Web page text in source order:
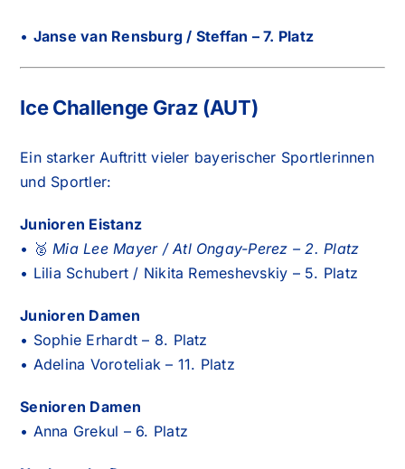
• Janse van Rensburg / Steffan – 7. Platz
Ice Challenge Graz (AUT)
Ein starker Auftritt vieler bayerischer Sportlerinnen
und Sportler:
Junioren Eistanz
• 🥈 Mia Lee Mayer / Atl Ongay-Perez – 2. Platz
• Lilia Schubert / Nikita Remeshevskiy – 5. Platz
Junioren Damen
• Sophie Erhardt – 8. Platz
• Adelina Voroteliak – 11. Platz
Senioren Damen
• Anna Grekul – 6. Platz